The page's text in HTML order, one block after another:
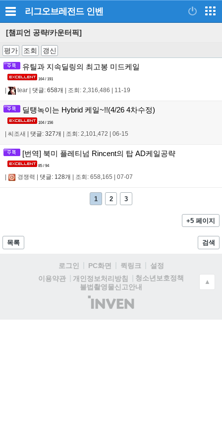
리그오브레전드 인벤
[챔피언 공략/카운터픽]
평가 조회 갱신
유틸과 지속딜링의 최고봉 미드케일
164 / 191
tear 댓글: 658개 조회: 2,316,486 11-19
딜탱녹이는 Hybrid 케일~!!(4/26 4차수정)
104 / 156
| 씨조새 | 댓글: 327개 | 조회: 2,101,472 | 06-15
[번역] 북미 플레티넘 Rincent의 탑 AD케일공략
85 / 94
경쟁력 댓글: 128개 조회: 658,165 07-07
1 2 3
+5 페이지
목록 검색
로그인 PC화면 퀵링크
설정
이용약관
개인정보처리방침
청소년보호정책
불법촬영물신고안내
(주)
인
▲